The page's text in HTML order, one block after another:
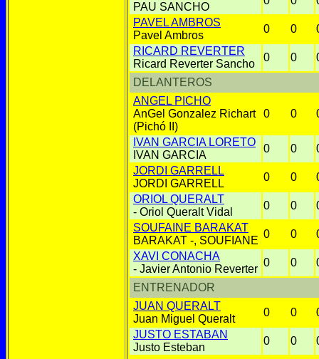
PAU SANCHO
PAVEL AMBROS
Pavel Ambros
0 0
RICARD REVERTER
Ricard Reverter Sancho
0 0
DELANTEROS
ANGEL PICHO
AnGel Gonzalez Richart
(Pichó II)
0 0
IVAN GARCIA LORETO
IVAN GARCIA
0 0
JORDI GARRELL
JORDI GARRELL
0 0
ORIOL QUERALT
- Oriol Queralt Vidal
0 0
SOUFAINE BARAKAT
BARAKAT -, SOUFIANE
0 0
XAVI CONACHA
- Javier Antonio Reverter
0 0
ENTRENADOR
JUAN QUERALT
Juan Miguel Queralt
0 0
JUSTO ESTABAN
Justo Esteban
0 0